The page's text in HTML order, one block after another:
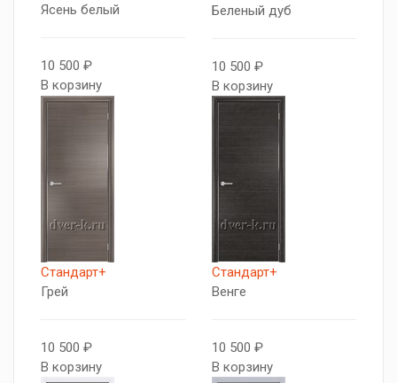
Ясень белый
10 500 ₽
В корзину
Беленый дуб
10 500 ₽
В корзину
Стандарт+
Грей
10 500 ₽
В корзину
Стандарт+
Венге
10 500 ₽
В корзину